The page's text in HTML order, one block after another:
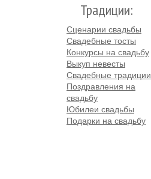
Традиции:
Сценарии свадьбы
Свадебные тосты
Конкурсы на свадьбу
Выкуп невесты
Свадебные традиции
Поздравления на
свадьбу
Юбилеи свадьбы
Подарки на свадьбу